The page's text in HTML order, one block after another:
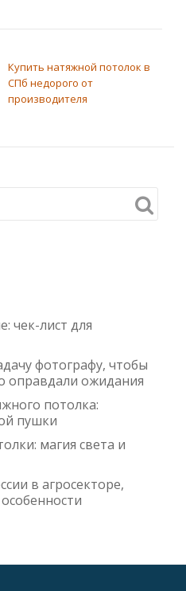
Купить натяжной потолок в
СПб недорого от
производителя
чек-лист для
фотографу, чтобы
оправдали ожидания
потолка:
пушки
магия света и
в агросекторе,